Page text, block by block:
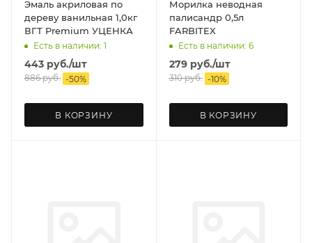
Эмаль акриловая по
дереву ванильная 1,0кг
ВГТ Premium УЦЕНКА
Есть в наличии: 1
443 руб./шт
886руб. -50%
В КОРЗИНУ
Морилка неводная
палисандр 0,5л
FARBITEX
Есть в наличии: 6
279руб./шт
310руб. -10%
В КОРЗИНУ